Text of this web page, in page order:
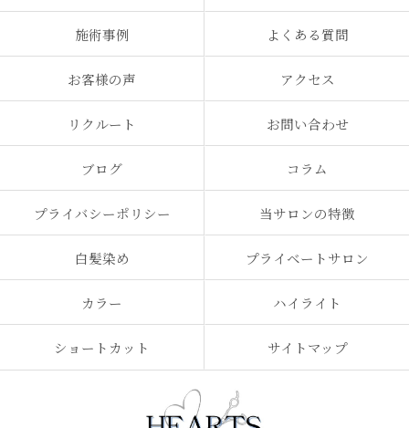
施術事例 よくある質問
お客様の声 アクセス
リクルート お問い合わせ
ブログ コラム
プライバシーポリシー 当サロンの特徴
白髪染め プライベートサロン
カラー ハイライト
ショートカット サイトマップ